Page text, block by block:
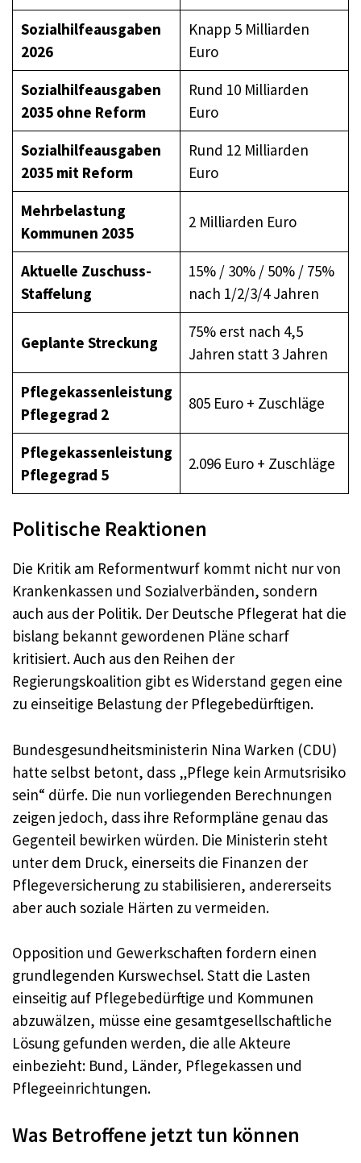
Sozialhilfeausgaben
2026
Knapp 5 Milliarden
Euro
Sozialhilfeausgaben
2035 ohne Reform
Rund 10 Milliarden
Euro
Sozialhilfeausgaben
2035 mit Reform
Rund 12 Milliarden
Euro
Mehrbelastung
Kommunen 2035
2 Milliarden Euro
Aktuelle Zuschuss-
Staffelung
15% / 30% / 50% / 75%
nach 1/2/3/4 Jahren
Geplante Streckung
75% erst nach 4,5
Jahren statt 3 Jahren
Pflegekassenleistung
Pflegegrad 2
805 Euro + Zuschläge
Pflegekassenleistung
Pflegegrad 5
2.096 Euro + Zuschläge
Politische Reaktionen
Die Kritik am Reformentwurf kommt nicht nur von
Krankenkassen und Sozialverbänden, sondern
auch aus der Politik. Der Deutsche Pflegerat hat die
bislang bekannt gewordenen Pläne scharf
kritisiert. Auch aus den Reihen der
Regierungskoalition gibt es Widerstand gegen eine
zu einseitige Belastung der Pflegebedürftigen.
Bundesgesundheitsministerin Nina Warken (CDU)
hatte selbst betont, dass „Pflege kein Armutsrisiko
sein“ dürfe. Die nun vorliegenden Berechnungen
zeigen jedoch, dass ihre Reformpläne genau das
Gegenteil bewirken würden. Die Ministerin steht
unter dem Druck, einerseits die Finanzen der
Pflegeversicherung zu stabilisieren, andererseits
aber auch soziale Härten zu vermeiden.
Opposition und Gewerkschaften fordern einen
grundlegenden Kurswechsel. Statt die Lasten
einseitig auf Pflegebedürftige und Kommunen
abzuwälzen, müsse eine gesamtgesellschaftliche
Lösung gefunden werden, die alle Akteure
einbezieht: Bund, Länder, Pflegekassen und
Pflegeeinrichtungen.
Was Betroffene jetzt tun können